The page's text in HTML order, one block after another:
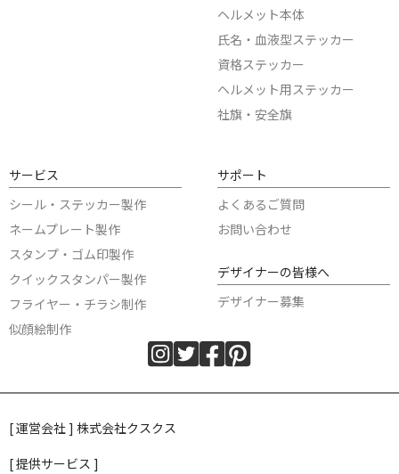
ヘルメット本体
氏名・血液型ステッカー
資格ステッカー
ヘルメット用ステッカー
社旗・安全旗
サービス
シール・ステッカー製作
ネームプレート製作
スタンプ・ゴム印製作
クイックスタンパー製作
フライヤー・チラシ制作
似顔絵制作
サポート
よくあるご質問
お問い合わせ
デザイナーの皆様へ
デザイナー募集
[ 運営会社 ] 株式会社クスクス
[ 提供サービス ]